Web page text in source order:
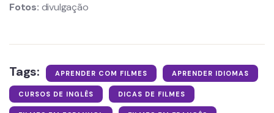
Fotos: divulgação
Tags: APRENDER COM FILMES APRENDER IDIOMAS
CURSOS DE INGLÊS DICAS DE FILMES